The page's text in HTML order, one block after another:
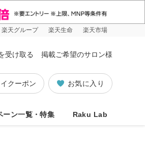
楽天グループ 楽天生命 楽天市場
受け取る 掲載ご希望のサロン様
お気に入り
クーポン
ーン一覧・特集 Raku Lab